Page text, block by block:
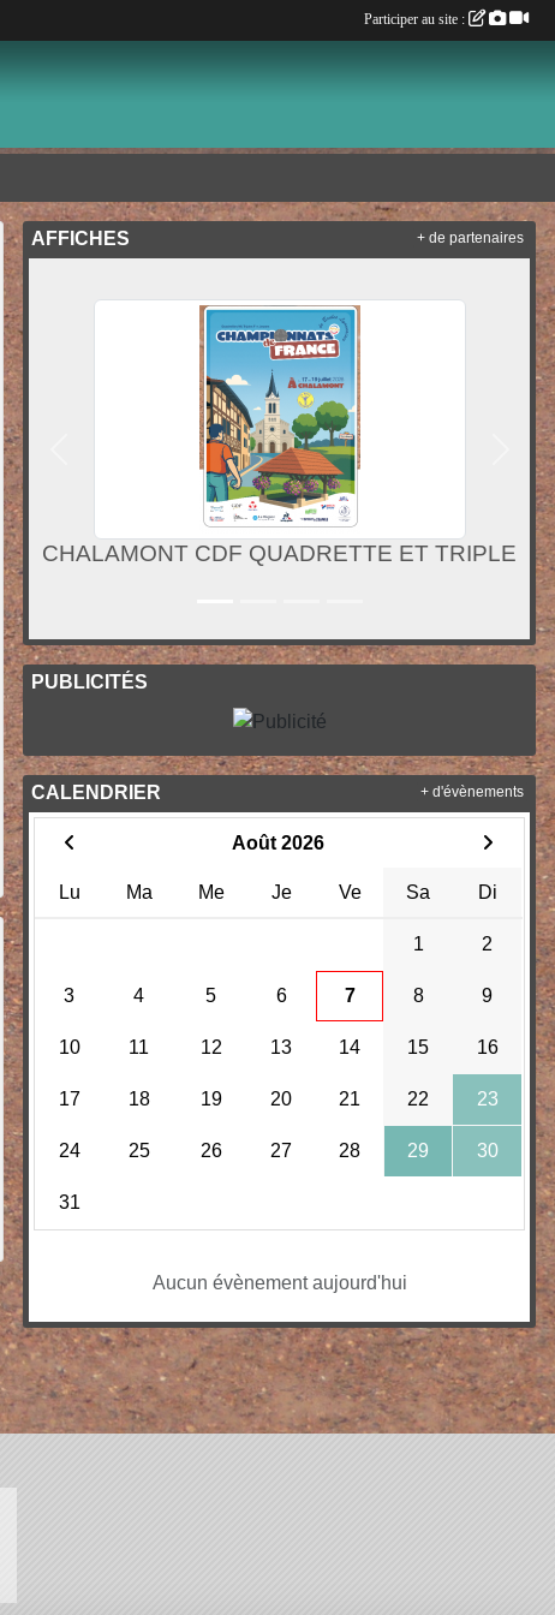
AFFICHES
CHALAMONT CDF QUADRETTE ET TRIPLE
+ de partenaires
PUBLICITÉS
CALENDRIER
Août 2026
Lu Ma Me Je Ve Sa Di
1 2
3 4 5 6 7 8 9
10 11 12 13 14 15 16
17 18 19 20 21 22 23
24 25 26 27 28 29 30
31
Aucun évènement aujourd'hui
+ d'évènements
Participer au site :